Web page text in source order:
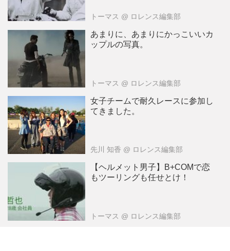
トーマス @ ロレンス編集部
あまりに、あまりにかっこいいカ
ップルの写真。
トーマス @ ロレンス編集部
女子チームで耐久レースに参加し
てきました。
先川 知香 @ ロレンス編集部
【ヘルメット男子】B+COMで恋
もツーリングも任せとけ！
トーマス @ ロレンス編集部